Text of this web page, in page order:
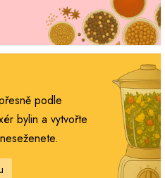
podle
bylin a vytvořte